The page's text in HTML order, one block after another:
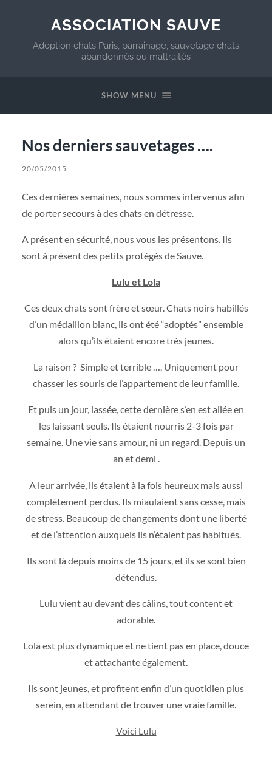
ASSOCIATION SAUVE
Adoption chats Paris, parrainage, sauvetage chats
abandonnés ou maltraités
SHOW MENU
Nos derniers sauvetages ….
20/05/2015
Ces dernières semaines, nous sommes intervenus afin
de porter secours à des chats en détresse.
A présent en sécurité, nous vous les présentons. Ils
sont à présent des petits protégés de Sauve.
Lulu et Lola
Ces deux chats sont frère et sœur. Chats noirs habillés
d’un médaillon blanc, ils ont été “adoptés” ensemble
alors qu’ils étaient encore très jeunes.
La raison ? Simple et terrible …. Uniquement pour
chasser les souris de l’appartement de leur famille.
Et puis un jour, lassée, cette dernière s’en est allée en
les laissant seuls. Ils étaient nourris 2-3 fois par
semaine. Une vie sans amour, ni un regard. Depuis un
an et demi .
A leur arrivée, ils étaient à la fois heureux mais aussi
complètement perdus. Ils miaulaient sans cesse, mais
de stress. Beaucoup de changements dont une liberté
et de l’attention auxquels ils n’étaient pas habitués.
Ils sont là depuis moins de 15 jours, et ils se sont bien
détendus.
Lulu vient au devant des câlins, tout content et
adorable.
Lola est plus dynamique et ne tient pas en place, douce
et attachante également.
Ils sont jeunes, et profitent enfin d’un quotidien plus
serein, en attendant de trouver une vraie famille.
Voici Lulu